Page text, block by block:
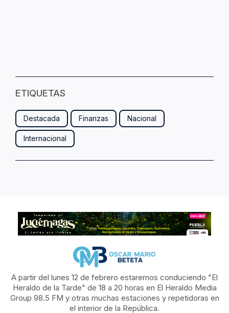
ETIQUETAS
Destacada Finanzas Nacional
Internacional
A partir del lunes 12 de febrero estaremos conduciendo "El
Heraldo de la Tarde" de 18 a 20 horas en El Heraldo Media
Group 98.5 FM y otras muchas estaciones y repetidoras en
el interior de la República.